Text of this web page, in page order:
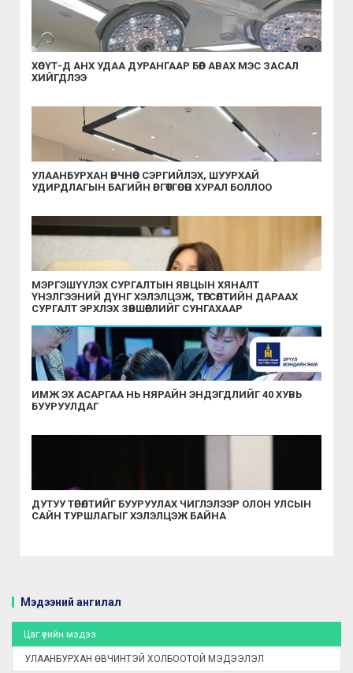
ХӨСҮТ-Д АНХ УДАА ДУРАНГААР БӨӨР АВАХ МЭС ЗАСАЛ
ХИЙГДЛЭЭ
УЛААНБУРХАН ӨВЧНӨӨС СЭРГИЙЛЭХ, ШУУРХАЙ
УДИРДЛАГЫН БАГИЙН ӨРГӨТГӨСӨН ХУРАЛ БОЛЛОО
МЭРГЭШҮҮЛЭХ СУРГАЛТЫН ЯВЦЫН ХЯНАЛТ
ҮНЭЛГЭЭНИЙ ДҮНГ ХЭЛЭЛЦЭЖ, ТӨГСӨЛТИЙН ДАРААХ
СУРГАЛТ ЭРХЛЭХ ЗӨВШӨӨРЛИЙГ СУНГАХААР
ИМЖ ЭХ АСАРГАА НЬ НЯРАЙН ЭНДЭГДЛИЙГ 40 ХУВЬ
БУУРУУЛДАГ
ДУТУУ ТӨРӨЛТИЙГ БУУРУУЛАХ ЧИГЛЭЛЭЭР ОЛОН УЛСЫН
САЙН ТУРШЛАГЫГ ХЭЛЭЛЦЭЖ БАЙНА
Мэдээний ангилал
Цаг үеийн мэдээ
УЛААНБУРХАН ӨВЧИНТЭЙ ХОЛБООТОЙ МЭДЭЭЛЭЛ